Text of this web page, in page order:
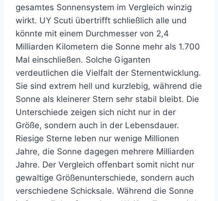
gesamtes Sonnensystem im Vergleich winzig
wirkt. UY Scuti übertrifft schließlich alle und
könnte mit einem Durchmesser von 2,4
Milliarden Kilometern die Sonne mehr als 1.700
Mal einschließen. Solche Giganten
verdeutlichen die Vielfalt der Sternentwicklung.
Sie sind extrem hell und kurzlebig, während die
Sonne als kleinerer Stern sehr stabil bleibt. Die
Unterschiede zeigen sich nicht nur in der
Größe, sondern auch in der Lebensdauer.
Riesige Sterne leben nur wenige Millionen
Jahre, die Sonne dagegen mehrere Milliarden
Jahre. Der Vergleich offenbart somit nicht nur
gewaltige Größenunterschiede, sondern auch
verschiedene Schicksale. Während die Sonne